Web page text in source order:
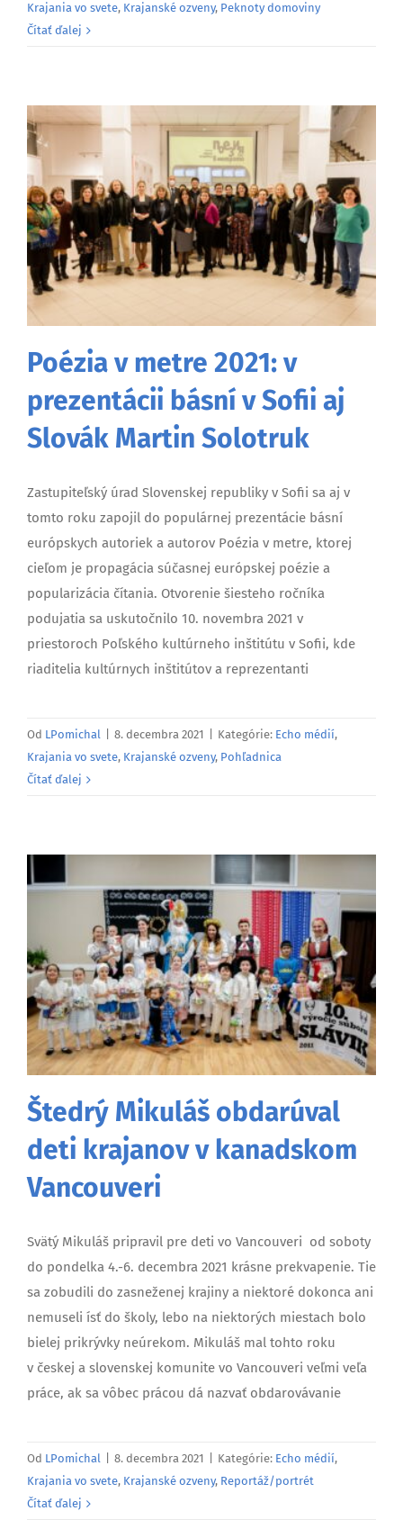
Krajania vo svete, Krajanské ozveny, Peknoty domoviny
Čítať ďalej
Poézia v metre 2021: v
prezentácii básní v Sofii aj
Slovák Martin Solotruk
Zastupiteľský úrad Slovenskej republiky v Sofii sa aj v
tomto roku zapojil do populárnej prezentácie básní
európskych autoriek a autorov Poézia v metre, ktorej
cieľom je propagácia súčasnej európskej poézie a
popularizácia čítania. Otvorenie šiesteho ročníka
podujatia sa uskutočnilo 10. novembra 2021 v
priestoroch Poľského kultúrneho inštitútu v Sofii, kde
riaditelia kultúrnych inštitútov a reprezentanti
Od LPomichal 8. decembra 2021 Kategórie: Echo médií,
Krajania vo svete, Krajanské ozveny, Pohľadnica
Čítať ďalej
Štedrý Mikuláš obdarúval
deti krajanov v kanadskom
Vancouveri
Svätý Mikuláš pripravil pre deti vo Vancouveri od soboty
do pondelka 4.-6. decembra 2021 krásne prekvapenie. Tie
sa zobudili do zasneženej krajiny a niektoré dokonca ani
nemuseli ísť do školy, lebo na niektorých miestach bolo
bielej prikrývky neúrekom. Mikuláš mal tohto roku
v českej a slovenskej komunite vo Vancouveri veľmi veľa
práce, ak sa vôbec prácou dá nazvať obdarovávanie
Od LPomichal 8. decembra 2021 Kategórie: Echo médií,
Krajania vo svete, Krajanské ozveny, Reportáž/portrét
Čítať ďalej